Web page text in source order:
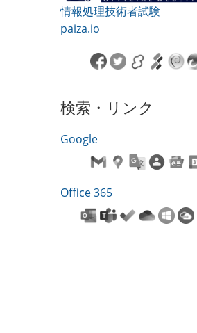
情報処理技術者試験
paiza.io
検索・リンク
Google
Office 365